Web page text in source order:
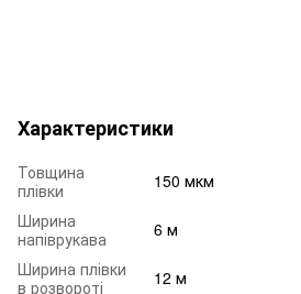
Характеристики
Товщина
плівки
150 мкм
Ширина
напіврукава
6 м
Ширина плівки
в розвороті
12 м